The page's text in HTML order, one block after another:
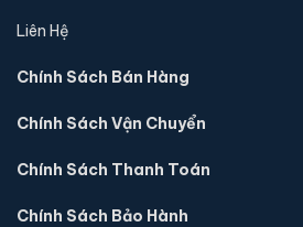
4,800,000 đ
Xem chi tiết →
Liên Hệ
Chính Sách Bán Hàng
Chính Sách Vận Chuyển
Chính Sách Thanh Toán
Chính Sách Bảo Hành